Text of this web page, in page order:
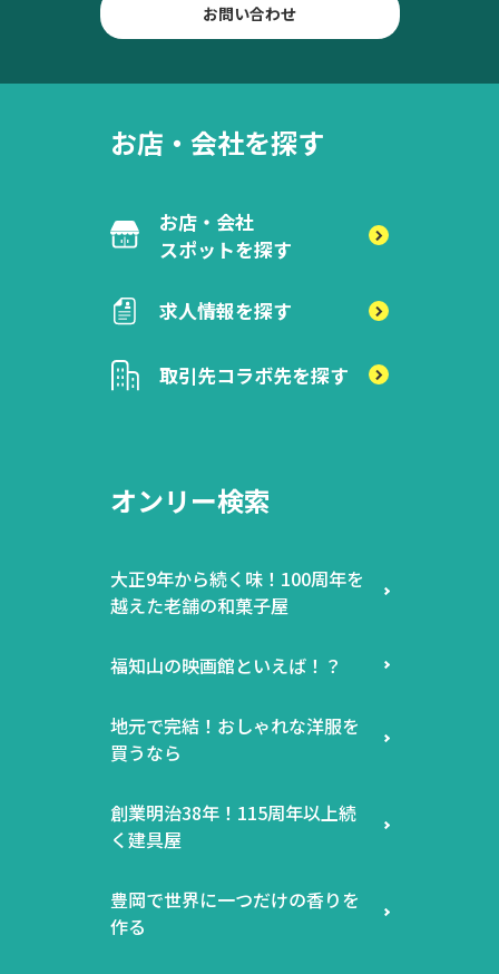
お問い合わせ
お店・会社を探す
お店・会社
スポットを探す
求人情報を探す
取引先コラボ先を探す
オンリー検索
大正9年から続く味！100周年を
越えた老舗の和菓子屋
福知山の映画館といえば！？
地元で完結！おしゃれな洋服を
買うなら
創業明治38年！115周年以上続
く建具屋
豊岡で世界に一つだけの香りを
作る